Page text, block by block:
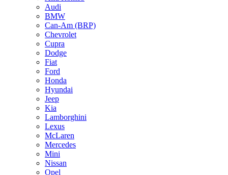
Audi
BMW
Can-Am (BRP)
Chevrolet
Cupra
Dodge
Fiat
Ford
Honda
Hyundai
Jeep
Kia
Lamborghini
Lexus
McLaren
Mercedes
Mini
Nissan
Opel